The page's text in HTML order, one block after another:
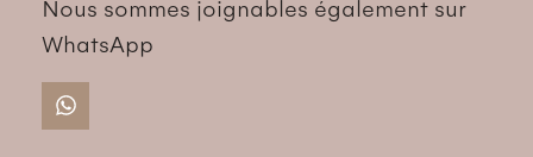
Nous sommes joignables également sur
WhatsApp